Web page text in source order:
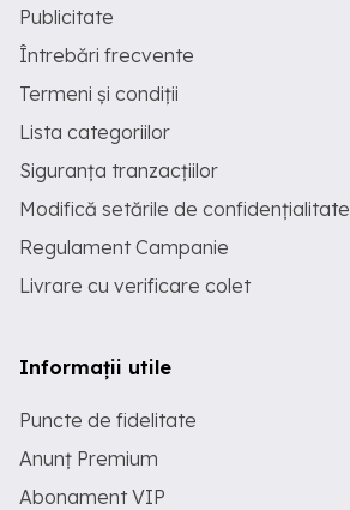
Publicitate
Întrebări frecvente
Termeni și condiții
Lista categoriilor
Siguranța tranzacțiilor
Modifică setările de confidențialitate
Regulament Campanie
Livrare cu verificare colet
Informații utile
Puncte de fidelitate
Anunț Premium
Abonament VIP